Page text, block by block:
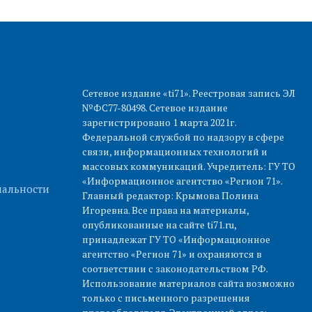
Сетевое издание «ti71». Реестровая запись ЭЛ
№ФС77-80498. Сетевое издание
зарегистрировано 1 марта 2021г.
Федеральной службой по надзору в сфере
связи, информационных технологий и
массовых коммуникаций. Учредитель: ГУ ТО
«Информационное агентство «Регион 71».
Главный редактор: Крымова Полина
Игоревна. Все права на материалы,
опубликованные на сайте ti71.ru,
принадлежат ГУ ТО «Информационное
агентство «Регион 71» и охраняются в
соответствии с законодательством РФ.
Использование материалов сайта возможно
только с письменного разрешения